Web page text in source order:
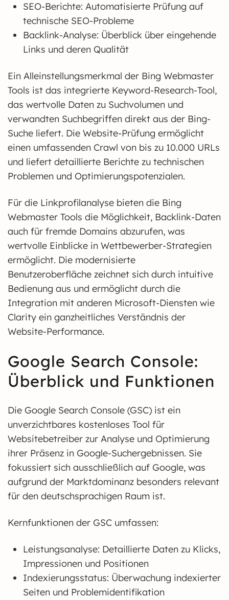
SEO-Berichte: Automatisierte Prüfung auf
technische SEO-Probleme
Backlink-Analyse: Überblick über eingehende
Links und deren Qualität
Ein Alleinstellungsmerkmal der Bing Webmaster
Tools ist das integrierte Keyword-Research-Tool,
das wertvolle Daten zu Suchvolumen und
verwandten Suchbegriffen direkt aus der Bing-
Suche liefert. Die Website-Prüfung ermöglicht
einen umfassenden Crawl von bis zu 10.000 URLs
und liefert detaillierte Berichte zu technischen
Problemen und Optimierungspotenzialen.
Für die Linkprofilanalyse bieten die Bing
Webmaster Tools die Möglichkeit, Backlink-Daten
auch für fremde Domains abzurufen, was
wertvolle Einblicke in Wettbewerber-Strategien
ermöglicht. Die modernisierte
Benutzeroberfläche zeichnet sich durch intuitive
Bedienung aus und ermöglicht durch die
Integration mit anderen Microsoft-Diensten wie
Clarity ein ganzheitliches Verständnis der
Website-Performance.
Google Search Console:
Überblick und Funktionen
Die Google Search Console (GSC) ist ein
unverzichtbares kostenloses Tool für
Websitebetreiber zur Analyse und Optimierung
ihrer Präsenz in Google-Suchergebnissen. Sie
fokussiert sich ausschließlich auf Google, was
aufgrund der Marktdominanz besonders relevant
für den deutschsprachigen Raum ist.
Kernfunktionen der GSC umfassen:
Leistungsanalyse: Detaillierte Daten zu Klicks,
Impressionen und Positionen
Indexierungsstatus: Überwachung indexierter
Seiten und Problemidentifikation